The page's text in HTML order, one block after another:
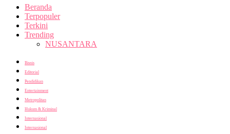
Beranda
Terpopuler
Terkini
Trending
NUSANTARA
Bisnis
Editorial
Pendidikan
Entertainment
Metropolitan
Hukum & Kriminal
Internasional
Internasional